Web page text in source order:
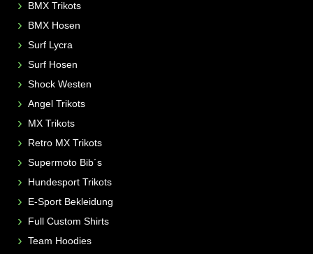
BMX Trikots
BMX Hosen
Surf Lycra
Surf Hosen
Shock Westen
Angel Trikots
MX Trikots
Retro MX Trikots
Supermoto Bib´s
Hundesport Trikots
E-Sport Bekleidung
Full Custom Shirts
Team Hoodies